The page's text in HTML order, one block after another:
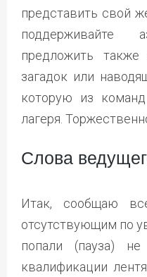
представить свой
предложить
загадок или
которую из
лагеря.
Слова
Итак, сообщаю
отсутствующим по
попали (пауза)
квалификации